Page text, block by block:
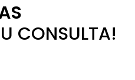
CONSULTA!